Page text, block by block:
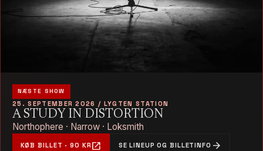
NÆSTE SHOW
25. SEPTEMBER 2026 / LYGTEN STATION
A STUDY IN DISTORTION
Northophere · Narrow · Loksmith
KØB BILLET · 90 KR open_in_new SE LINEUP OG BILLETINFO arrow_forward